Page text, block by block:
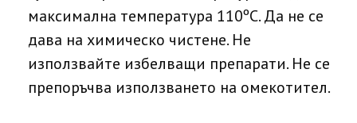
максимална температура 110ºC. Да не се
дава на химическо чистене. Не
използвайте избелващи препарати. Не се
препоръчва използването на омекотител.